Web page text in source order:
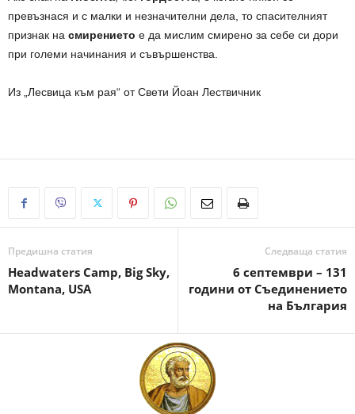
превъзнася и с малки и незначителни дела, то спасителният
признак на смирението е да мислим смирено за себе си дори
при големи начинания и съвършенства.
Из „Лесвица към рая“ от Свети Йоан Лествичник
Предишна статия
Headwaters Camp, Big Sky,
Montana, USA
Следваща статия
6 септември – 131
години от Съединението
на България